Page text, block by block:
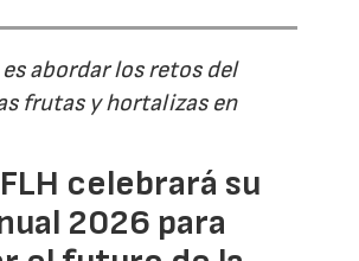
abordar los retos del
frutas y hortalizas en
celebrará su
2026 para